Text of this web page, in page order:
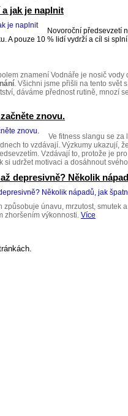
jak je naplnit
Novoroční předsevzetí
A pouze 10 % lidí vydrží a cíl si
znamení Vodnáře je nosič
. Všichni jsme přišli na tento svět
dáváme přednost rutině, mnozí
znovu.
Ve fitness slangu se
to vzdávají. Výzkumy ukazují,
Vzdávají to, protože je
si udržet motivaci a dosáhnout
depresivně? Několik
způsobuje únavu, mrzutost,
zhoršením výkonnosti. Více